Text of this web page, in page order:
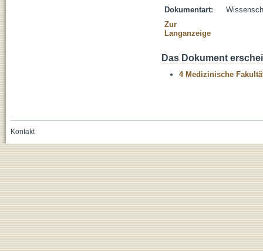
Dokumentart:
Zur
Langanzeige
Das Dokument
4 Medizinische
Kontakt